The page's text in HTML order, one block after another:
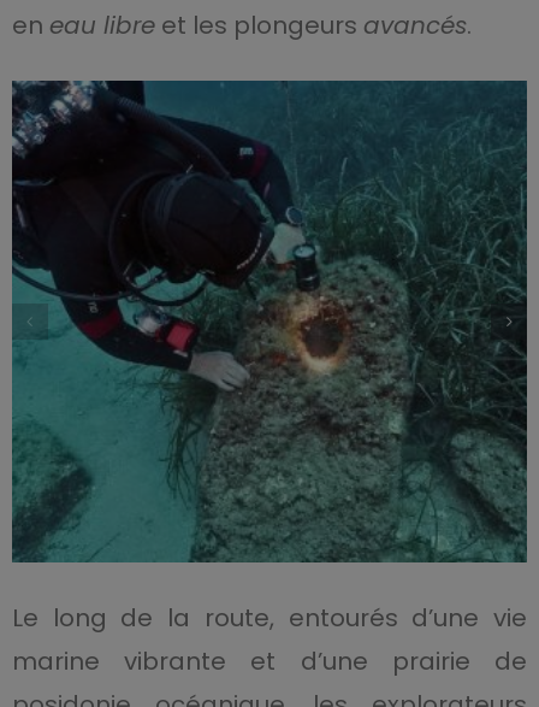
en eau libreet les plongeurs avancés.
Le long de la route, entourés d’une vie
marine vibrante et d’une prairie de